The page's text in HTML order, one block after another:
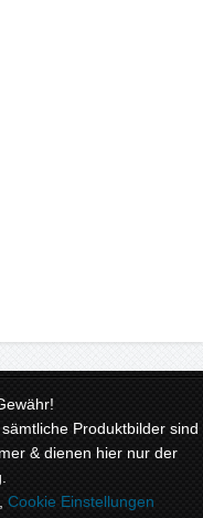
Produktbilder sind
& dienen hier nur der
Cookie Einstellungen